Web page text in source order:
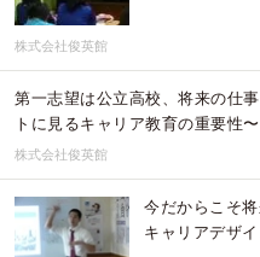
株式会社俊英館
第一志望は公立高校、将来の仕
トに見るキャリア教育の重要性〜
株式会社俊英館
今だからこそ
キャリアデザ